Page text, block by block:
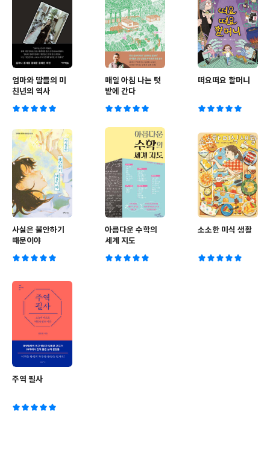
엄마와 딸들의 미
친년의 역사
매일 아침 나는 텃
밭에 간다
떠요떠요 할머니
사실은 불안하기
때문이야
아름다운 수학의
세계 지도
소소한 미식 생활
주역 필사